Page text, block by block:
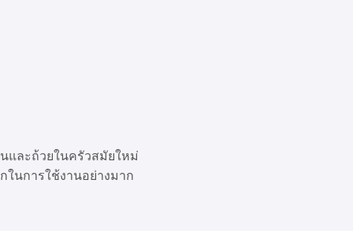
และถ้วยในครัวสมัยใหม่
นการใช้งานอย่างมาก